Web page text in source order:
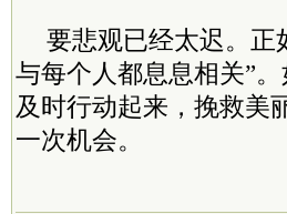
要悲观已经太迟。正
与每个人都息息相关”
及时行动起来，挽救美
一次机会。